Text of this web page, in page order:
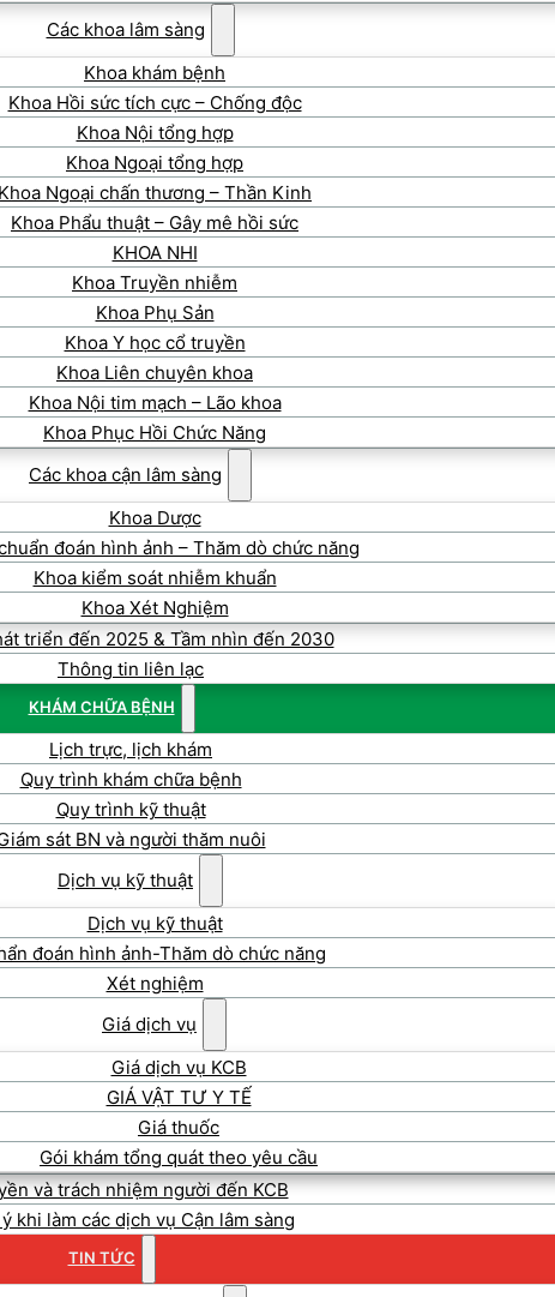
Các khoa lâm sàng
Khoa khám bệnh
Khoa Hồi sức tích cực – Chống độc
Khoa Nội tổng hợp
Khoa Ngoại tổng hợp
Khoa Ngoại chấn thương – Thần Kinh
Khoa Phẩu thuật – Gây mê hồi sức
KHOA NHI
Khoa Truyền nhiễm
Khoa Phụ Sản
Khoa Y học cổ truyền
Khoa Liên chuyên khoa
Khoa Nội tim mạch – Lão khoa
Khoa Phục Hồi Chức Năng
Các khoa cận lâm sàng
Khoa Dược
đoán hình ảnh – Thăm dò chức năng
Khoa kiểm soát nhiễm khuẩn
Khoa Xét Nghiệm
triển đến 2025 & Tầm nhìn đến 2030
Thông tin liên lạc
KHÁM CHỮA BỆNH
Lịch trực, lịch khám
Quy trình khám chữa bệnh
Quy trình kỹ thuật
sát BN và người thăm nuôi
Dịch vụ kỹ thuật
Dịch vụ kỹ thuật
đoán hình ảnh-Thăm dò chức năng
Xét nghiệm
Giá dịch vụ
Giá dịch vụ KCB
GIÁ VẬT TƯ Y TẾ
Giá thuốc
Gói khám tổng quát theo yêu cầu
và trách nhiệm người đến KCB
khi làm các dịch vụ Cận lâm sàng
TIN TỨC